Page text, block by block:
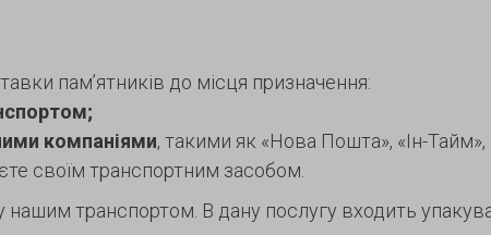
пам’ятників до місця призначення:
компаніями, такими як «Нова Пошта», «Ін-Тайм»,
своїм транспортним засобом.
транспортом. В дану послугу входить